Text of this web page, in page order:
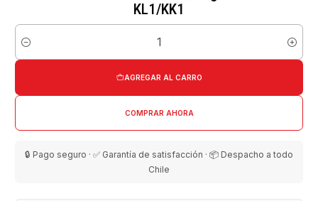
KL1/KK1
Cantidad
AGREGAR AL CARRO
COMPRAR AHORA
🔒 Pago seguro · ✅ Garantía de satisfacción · 📦 Despacho a todo
Chile